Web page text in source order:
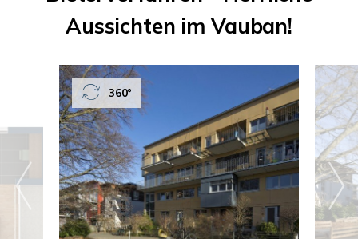
Aussichten im Vauban!
360°